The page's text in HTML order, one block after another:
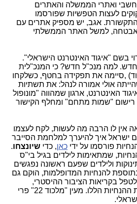
ואתרי הממשלה והאתרים
לעצות הטפשיות שפורסמו
התקשורת. אגב, יש מספיק אתרים עם
למשל האתר הממשלתי
בשם "איגוד האינטרנט הישראלי".
חדש. למה מנכ"ל חדש? כי המנכ"לית
,סיימה את תפקידה בחטף, כשלקחו
אולי אמורה לנהל: את תשתיות
האינטרנט, ארגון שמהווה "מונופול
רישום "שמות מתחם" ומחלף הקישור
אין לו הרבה מה לעשות, לקח לעצמו
ישראל איך להיערך למלחמת הסייבר
פורסמו על ידי כאן, כדי שיונצחו.
שמתאימות לילדים בגיל בי"ס
ולילדים שפעם ראשונה נפגשים
להנחיות המדופלמות, הוקם גם
בקריאות הציבור ההיסטרי,
היסטריה שנולדה בעקבות ההנחיות הללו. מעין "מלכוד 22" פרי